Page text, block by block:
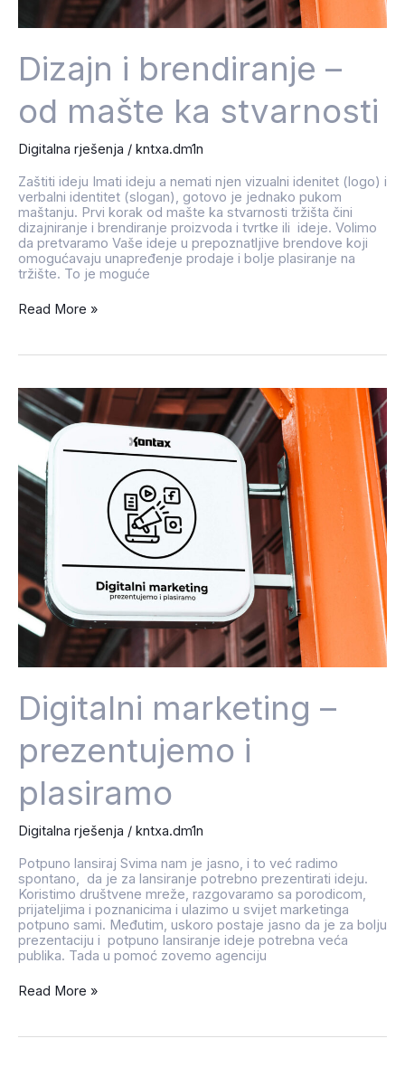
Dizajn i brendiranje –
od mašte ka stvarnosti
Digitalna rješenja / kntxa.dm1n
Zaštiti ideju Imati ideju a nemati njen vizualni idenitet (logo) i
verbalni identitet (slogan), gotovo je jednako pukom
maštanju. Prvi korak od mašte ka stvarnosti tržišta čini
dizajniranje i brendiranje proizvoda i tvrtke ili ideje. Volimo
da pretvaramo Vaše ideje u prepoznatljive brendove koji
omogućavaju unapređenje prodaje i bolje plasiranje na
tržište. To je moguće
Read More »
Digitalni marketing –
prezentujemo i
plasiramo
Digitalna rješenja / kntxa.dm1n
Potpuno lansiraj Svima nam je jasno, i to već radimo
spontano, da je za lansiranje potrebno prezentirati ideju.
Koristimo društvene mreže, razgovaramo sa porodicom,
prijateljima i poznanicima i ulazimo u svijet marketinga
potpuno sami. Međutim, uskoro postaje jasno da je za bolju
prezentaciju i potpuno lansiranje ideje potrebna veća
publika. Tada u pomoć zovemo agenciju
Digitalni
marketing
–
prezentujemo
plasiramo
Read More »